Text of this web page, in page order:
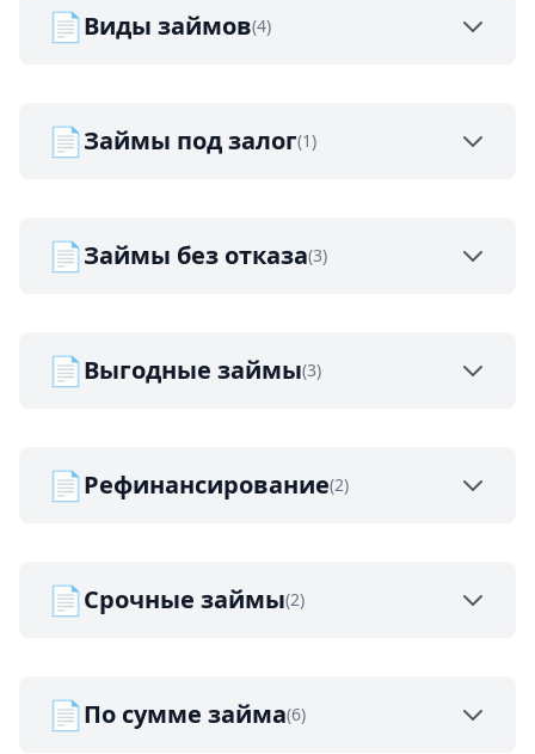
📄Виды займов(4)
📄Займы под залог(1)
📄Займы без отказа(3)
📄Выгодные займы(3)
📄Рефинансирование(2)
📄Срочные займы(2)
📄По сумме займа(6)